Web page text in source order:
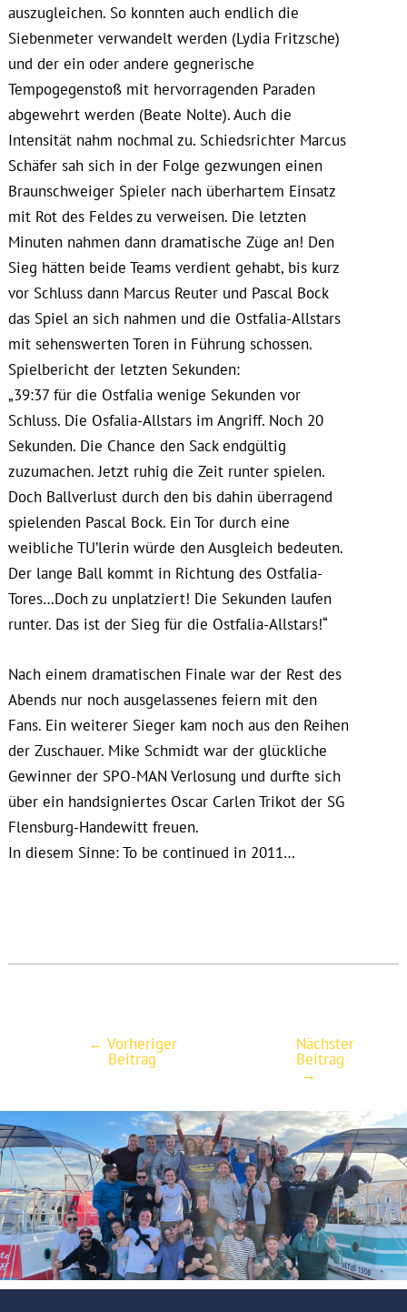
auszugleichen. So konnten auch endlich die
Siebenmeter verwandelt werden (Lydia Fritzsche)
und der ein oder andere gegnerische
Tempogegenstoß mit hervorragenden Paraden
abgewehrt werden (Beate Nolte). Auch die
Intensität nahm nochmal zu. Schiedsrichter Marcus
Schäfer sah sich in der Folge gezwungen einen
Braunschweiger Spieler nach überhartem Einsatz
mit Rot des Feldes zu verweisen. Die letzten
Minuten nahmen dann dramatische Züge an! Den
Sieg hätten beide Teams verdient gehabt, bis kurz
vor Schluss dann Marcus Reuter und Pascal Bock
das Spiel an sich nahmen und die Ostfalia-Allstars
mit sehenswerten Toren in Führung schossen.
Spielbericht der letzten Sekunden:
„39:37 für die Ostfalia wenige Sekunden vor
Schluss. Die Osfalia-Allstars im Angriff. Noch 20
Sekunden. Die Chance den Sack endgültig
zuzumachen. Jetzt ruhig die Zeit runter spielen.
Doch Ballverlust durch den bis dahin überragend
spielenden Pascal Bock. Ein Tor durch eine
weibliche TU’lerin würde den Ausgleich bedeuten.
Der lange Ball kommt in Richtung des Ostfalia-
Tores…Doch zu unplatziert! Die Sekunden laufen
runter. Das ist der Sieg für die Ostfalia-Allstars!“
Nach einem dramatischen Finale war der Rest des
Abends nur noch ausgelassenes feiern mit den
Fans. Ein weiterer Sieger kam noch aus den Reihen
der Zuschauer. Mike Schmidt war der glückliche
Gewinner der SPO-MAN Verlosung und durfte sich
über ein handsigniertes Oscar Carlen Trikot der SG
Flensburg-Handewitt freuen.
In diesem Sinne: To be continued in 2011…
navigation
← Vorheriger
Beitrag
Nächster
Beitrag
→